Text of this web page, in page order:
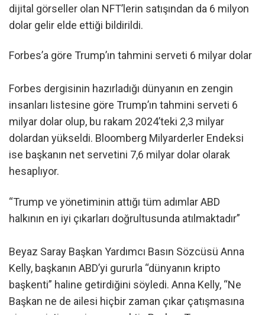
dijital görseller olan NFT’lerin satışından da 6 milyon
dolar gelir elde ettiği bildirildi.
Forbes’a göre Trump’ın tahmini serveti 6 milyar dolar
Forbes dergisinin hazırladığı dünyanın en zengin
insanları listesine göre Trump’ın tahmini serveti 6
milyar dolar olup, bu rakam 2024’teki 2,3 milyar
dolardan yükseldi. Bloomberg Milyarderler Endeksi
ise başkanın net servetini 7,6 milyar dolar olarak
hesaplıyor.
“Trump ve yönetiminin attığı tüm adımlar ABD
halkının en iyi çıkarları doğrultusunda atılmaktadır”
Beyaz Saray Başkan Yardımcı Basın Sözcüsü Anna
Kelly, başkanın ABD’yi gururla “dünyanın kripto
başkenti” haline getirdiğini söyledi. Anna Kelly, “Ne
Başkan ne de ailesi hiçbir zaman çıkar çatışmasına